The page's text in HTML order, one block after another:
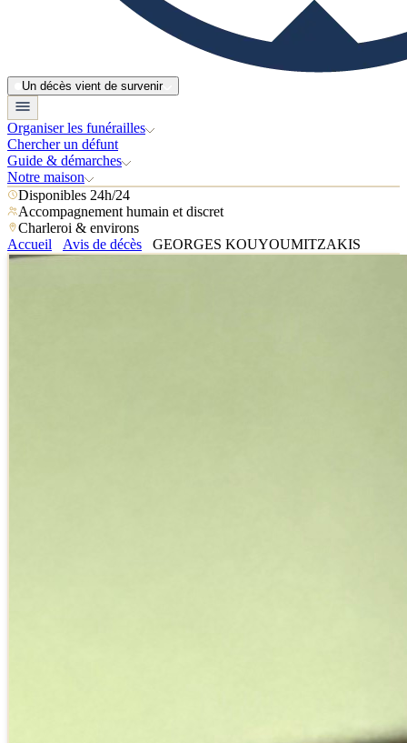
Un décès vient de survenir
Organiser les funérailles
Chercher un défunt
Guide & démarches
Notre maison
Disponibles 24h/24
Accompagnement humain et discret
Charleroi & environs
Accueil
Avis de décès GEORGES KOUYOUMITZAKIS